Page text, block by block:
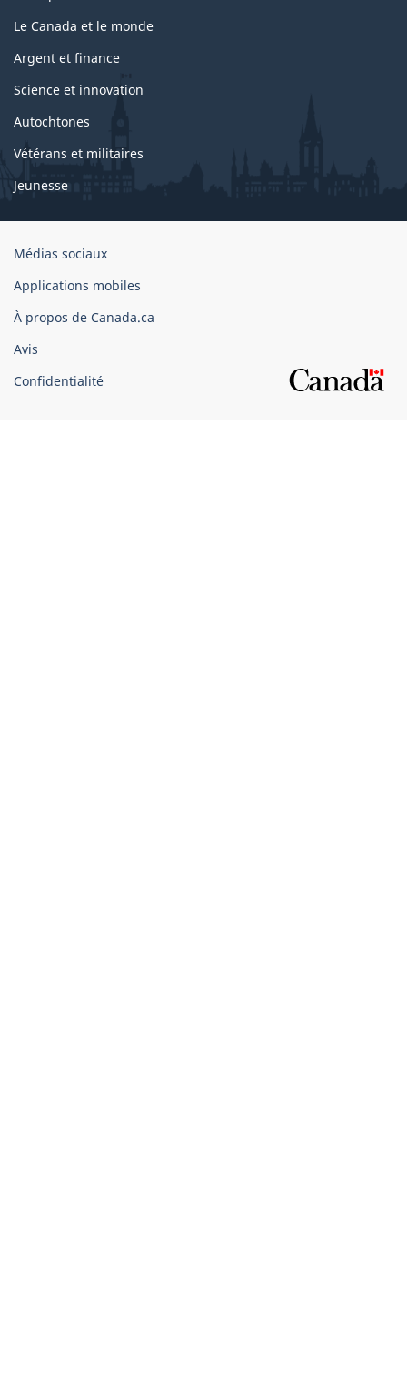
Le Canada et le monde
Argent et finance
Science et innovation
Autochtones
Vétérans et militaires
Jeunesse
Organisation
gouvernement
du
Canada
Médias sociaux
Applications mobiles
À propos de Canada.ca
Avis
Confidentialité